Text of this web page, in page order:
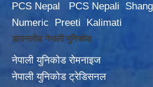
PCS Nepal PCS Nepali
Numeric
Preeti Kalimati
डाउनलोड नेपाली युनिकोड
नेपाली युनिकोड रोमनाइज
नेपाली युनिकोड ट्रेडिसनल